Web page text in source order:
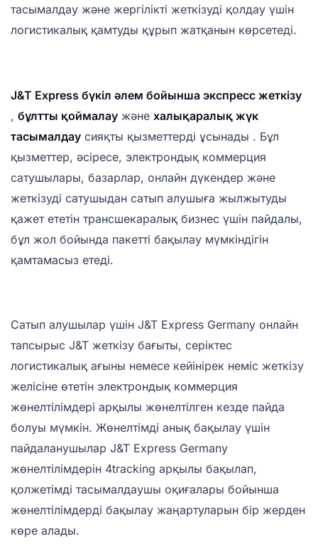
тасымалдау және жергілікті жеткізуді қолдау үшін
логистикалық қамтуды құрып жатқанын көрсетеді.
J&T Express бүкіл әлем бойынша экспресс жеткізу
, бұлтты қоймалау және халықаралық жүк
тасымалдау сияқты қызметтерді ұсынады . Бұл
қызметтер, әсіресе, электрондық коммерция
сатушылары, базарлар, онлайн дүкендер және
жеткізуді сатушыдан сатып алушыға жылжытуды
қажет ететін трансшекаралық бизнес үшін пайдалы,
бұл жол бойында пакетті бақылау мүмкіндігін
қамтамасыз етеді.
Сатып алушылар үшін J&T Express Germany онлайн
тапсырыс J&T жеткізу бағыты, серіктес
логистикалық ағыны немесе кейінірек неміс жеткізу
желісіне өтетін электрондық коммерция
жөнелтілімдері арқылы жөнелтілген кезде пайда
болуы мүмкін. Жөнелтімді анық бақылау үшін
пайдаланушылар J&T Express Germany
жөнелтілімдерін 4tracking арқылы бақылап,
қолжетімді тасымалдаушы оқиғалары бойынша
жөнелтілімдерді бақылау жаңартуларын бір жерден
көре алады.